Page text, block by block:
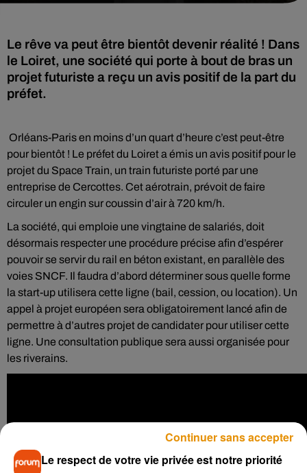
Le rêve va peut être bientôt devenir réalité ! Dans
le Loiret, une société qui porte à bout de bras un
projet futuriste a reçu un avis positif de la part du
préfet.
Orléans-Paris en moins d’un quart d’heure c’est peut-être
pour bientôt ! Le préfet du Loiret a émis un avis positif pour le
projet du Space Train, un train futuriste porté par une
entreprise de Cercottes. Cet aérotrain, prévoit de faire
circuler un engin sur coussin d’air à 720 km/h.
La société, qui emploie une vingtaine de salariés, doit
désormais respecter une procédure précise afin d’espérer
pouvoir se servir du rail en béton existant, en parallèle des
voies SNCF. Il faudra d’abord déterminer sous quelle forme
la start-up utilisera cette ligne (bail, cession, ou location). Un
appel à projet européen sera obligatoirement lancé afin de
permettre à d’autres projet de candidater pour utiliser cette
ligne. Une consultation publique sera aussi organisée pour
les riverains.
Le respect de votre vie privée est notre priorité
Continuer sans accepter